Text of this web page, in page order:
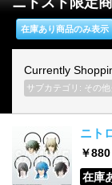
在庫あり商品のみ表示
Currently
サブカテゴリ: その
ニト
￥880
在庫